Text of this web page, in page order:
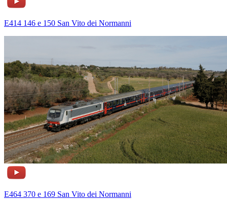
E414 146 e 150 San Vito dei Normanni
E464 370 e 169 San Vito dei Normanni